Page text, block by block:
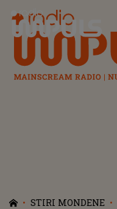
Radio Impuls
STIRI MONDENE